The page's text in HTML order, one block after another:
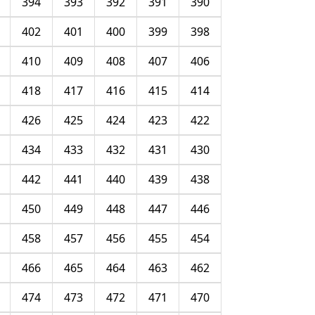
398
399
400
401
402
406
407
408
409
410
414
415
416
417
418
422
423
424
425
426
430
431
432
433
434
438
439
440
441
442
446
447
448
449
450
454
455
456
457
458
462
463
464
465
466
470
471
472
473
474